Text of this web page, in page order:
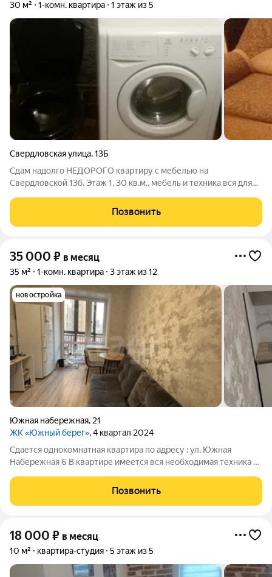
30 м² 1-комн. квартира 1 этаж из 5
Свердловская улица,13Б
Сдам надолго НЕДОРОГО квартиру с мебелью на
Свердловской 13б. Этаж 1, 30 кв.м., мебель и техника вся для
предложение актуально. Звоните.
Позвонить
35 000 ₽ в месяц
35 м² 1-комн. квартира 3 этаж из 12
новостройка
Южная набережная, 21
ЖК «Южный берег», 4 квартал 2024
Сдается однокомнатная квартира по адресу : ул. Южная
Набережная 6 В квартире имеется вся необходимая техника и
комнате, обеденный стол, стулья, холодильник, стиральная
машина. Развитая
Позвонить
18 000 ₽ в месяц
10 м² квартира-студия 5 этаж из 5